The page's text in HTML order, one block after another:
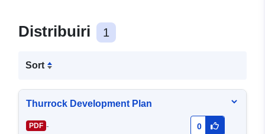
Distribuiri 1
Sort
Thurrock Development Plan
PDF - 0